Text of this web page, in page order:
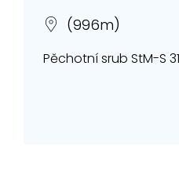
(996m)
Pěchotní srub StM-S